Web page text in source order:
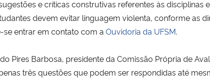
e críticas construtivas referentes às
devem evitar linguagem violenta, conforme as
se entrar em contato com a Ouvidoria da UFSM.
Pires Barbosa, presidente da Comissão Própria de
três questões que podem ser respondidas até